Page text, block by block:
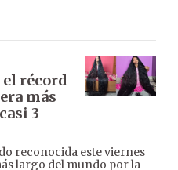
récord
más
3
reconocida este viernes
largo del mundo por la